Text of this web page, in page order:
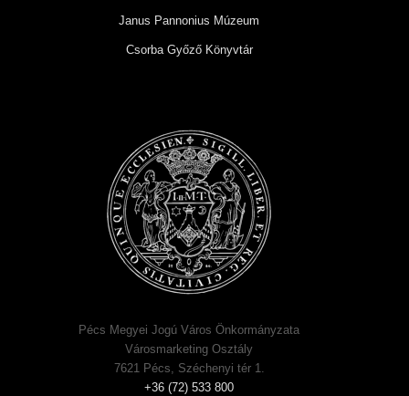
Janus Pannonius Múzeum
Csorba Győző Könyvtár
Pécs Megyei Jogú Város Önkormányzata
Városmarketing Osztály
7621 Pécs, Széchenyi tér 1.
+36 (72) 533 800